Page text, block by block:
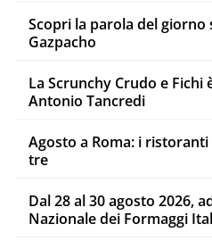
Scopri la parola del giorno
Gazpacho
La Scrunchy Crudo e Fichi
Antonio Tancredi
Agosto a Roma: i
tre
Dal 28 al 30 agosto 2026,
Nazionale dei Formaggi